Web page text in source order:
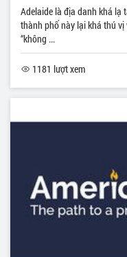
Adelaide là địa danh khá lạ
thành phố này lại khá thú
“không ...
1181 lượt xem